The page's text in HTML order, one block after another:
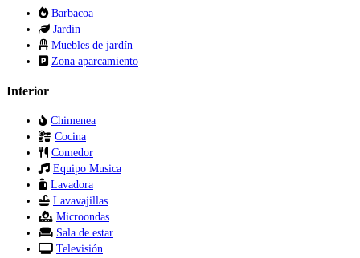
Barbacoa
Jardin
Muebles de jardín
Zona aparcamiento
Interior
Chimenea
Cocina
Comedor
Equipo Musica
Lavadora
Lavavajillas
Microondas
Sala de estar
Televisión